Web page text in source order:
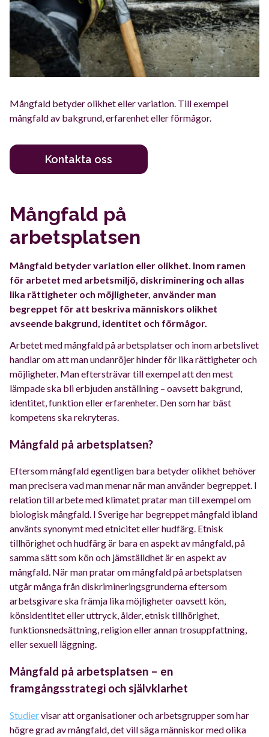
Mångfald betyder olikhet eller variation. Till exempel
mångfald av bakgrund, erfarenhet eller förmågor.
Kontakta oss
Mångfald på
arbetsplatsen
Mångfald betyder variation eller olikhet. Inom ramen
för arbetet med arbetsmiljö, diskriminering och allas
lika rättigheter och möjligheter, använder man
begreppet för att beskriva människors olikhet
avseende bakgrund, identitet och förmågor.
Arbetet med mångfald på arbetsplatser och inom arbetslivet
handlar om att man undanröjer hinder för lika rättigheter och
möjligheter. Man eftersträvar till exempel att den mest
lämpade ska bli erbjuden anställning – oavsett bakgrund,
identitet, funktion eller erfarenheter. Den som har bäst
kompetens ska rekryteras.
Mångfald på arbetsplatsen?
Eftersom mångfald egentligen bara betyder olikhet behöver
man precisera vad man menar när man använder begreppet. I
relation till arbete med klimatet pratar man till exempel om
biologisk mångfald. I Sverige har begreppet mångfald ibland
använts synonymt med etnicitet eller hudfärg. Etnisk
tillhörighet och hudfärg är bara en aspekt av mångfald, på
samma sätt som kön och jämställdhet är en aspekt av
mångfald. När man pratar om mångfald på arbetsplatsen
utgår många från diskrimineringsgrunderna eftersom
arbetsgivare ska främja lika möjligheter oavsett kön,
könsidentitet eller uttryck, ålder, etnisk tillhörighet,
funktionsnedsättning, religion eller annan trosuppfattning,
eller sexuell läggning.
Mångfald på arbetsplatsen – en
framgångsstrategi och självklarhet
Studiervisar att organisationer och arbetsgrupper som har
högre grad av mångfald, det vill säga människor med olika